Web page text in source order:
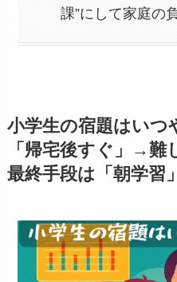
課”にして家庭の
小学生の宿題はいつ
「帰宅後すぐ」→
最終手段は「朝学習